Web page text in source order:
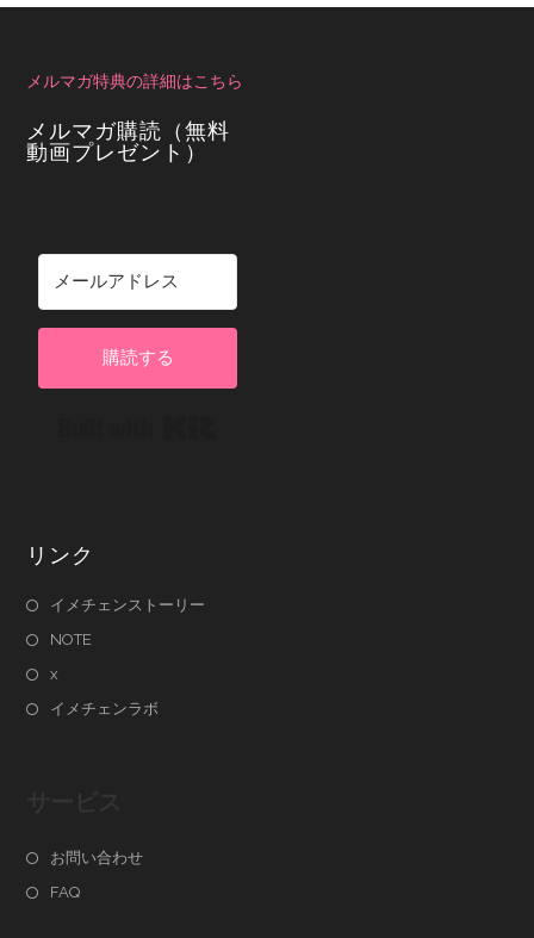
メルマガ特典の詳細はこちら
メルマガ購読（無料
動画プレゼント）
購読する
リンク
イメチェンストーリー
NOTE
x
イメチェンラボ
お問い合わせ
FAQ